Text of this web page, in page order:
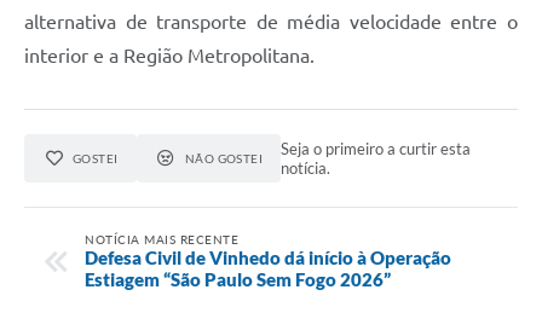
alternativa de transporte de média velocidade entre o
interior e a Região Metropolitana.
GOSTEI NÃO GOSTEI
Seja o primeiro a curtir esta
notícia.
NOTÍCIA MAIS RECENTE
Defesa Civil de Vinhedo dá início à Operação
Estiagem “São Paulo Sem Fogo 2026”